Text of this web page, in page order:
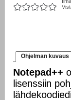
Ohjelman kuvaus
Notepad++
lisenssiin